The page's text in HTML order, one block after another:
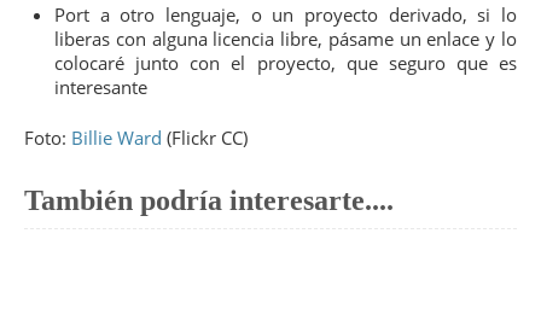
Port a otro lenguaje, o un proyecto derivado, si lo
liberas con alguna licencia libre, pásame un enlace y lo
colocaré junto con el proyecto, que seguro que es
interesante
Foto: Billie Ward (Flickr CC)
También podría interesarte....